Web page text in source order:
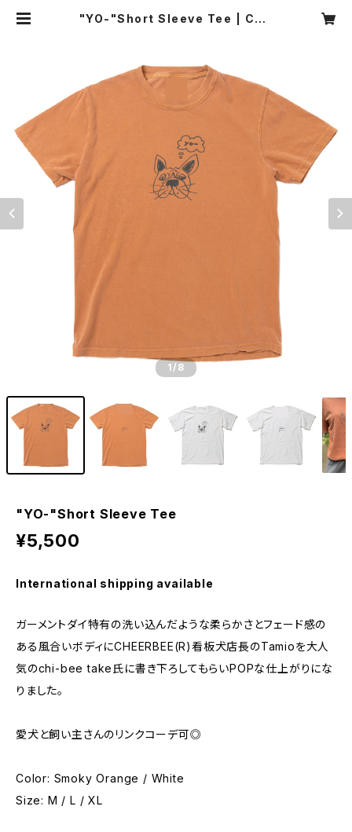
"YO-"Short Sleeve Tee | CHE
1/8
"YO-"Short Sleeve Tee
¥5,500
International shipping available
ガーメントダイ特有の洗い込んだような柔らかさとフェード感の
ある風合いボディにCHEERBEE(R)看板犬店長のTamioを大人
気のchi-bee take氏に書き下ろしてもらいPOPな仕上がりにな
りました。
愛犬と飼い主さんのリンクコーデ可◎
Color: Smoky Orange / White
Size: M / L / XL